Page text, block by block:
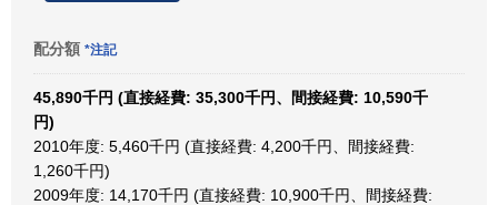
配分額 *注記
45,890千円 (直接経費: 35,300千円、間接経費: 10,590千
円)
2010年度: 5,460千円 (直接経費: 4,200千円、間接経費:
1,260千円)
2009年度: 14,170千円 (直接経費: 10,900千円、間接経費: